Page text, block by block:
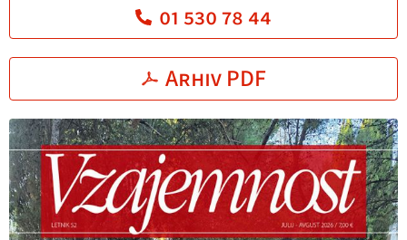
01 530 78 44
Arhiv PDF